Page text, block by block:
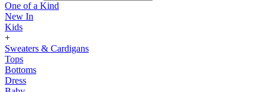
One of a Kind
New In
Kids
+
Sweaters & Cardigans
Tops
Bottoms
Dress